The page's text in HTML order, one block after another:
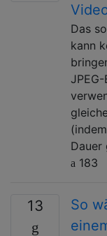
Das
kann
183
13
So